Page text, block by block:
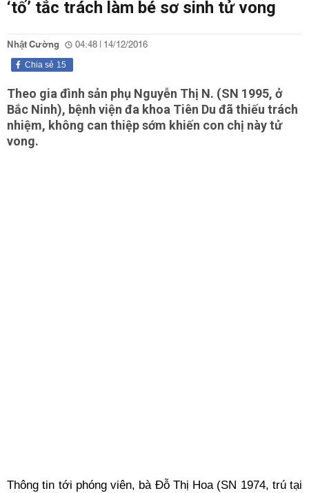
‘tố’ tắc trách làm bé sơ sinh tử vong
Nhật Cường 04:48 | 14/12/2016
15
Chia sẻ
Theo gia đình sản phụ Nguyễn Thị N. (SN 1995, ở
Bắc Ninh), bệnh viện đa khoa Tiên Du đã thiếu trách
nhiệm, không can thiệp sớm khiến con chị này tử
vong.
Thông tin tới phóng viên, bà Đỗ Thị Hoa (SN 1974, trú tại